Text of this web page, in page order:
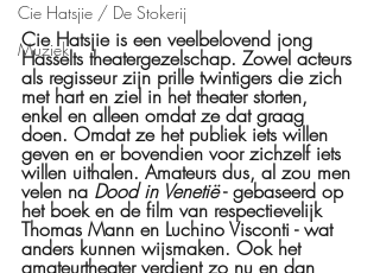
Cie Hatsjie / De Stokerij
Muziek
Cie Hatsjie is een veelbelovend jong
Hasselts theatergezelschap. Zowel acteurs
als regisseur zijn prille twintigers die zich
met hart en ziel in het theater storten,
enkel en alleen omdat ze dat graag
doen. Omdat ze het publiek iets willen
geven en er bovendien voor zichzelf iets
willen uithalen. Amateurs dus, al zou men
velen na Dood in Venetië - gebaseerd op
het boek en de film van respectievelijk
Thomas Mann en Luchino Visconti - wat
anders kunnen wijsmaken. Ook het
amateurtheater verdient zo nu en dan